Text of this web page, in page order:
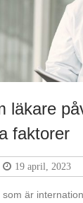
läkare
faktorer
19 april, 2023
är